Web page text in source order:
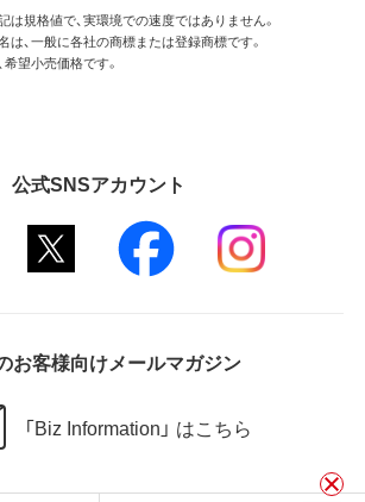
規格値で、実環境での速度ではありません。
、一般に各社の商標または登録商標です。
望小売価格です。
公式SNSアカウント
お客様向けメールマガジン
「Biz Information」 はこちら